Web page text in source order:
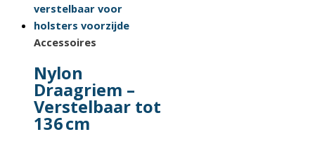
heeft
meerdere
kan
gekozen
Accessoires
Nylon
Draagriem –
Verstelbaar tot
136 cm